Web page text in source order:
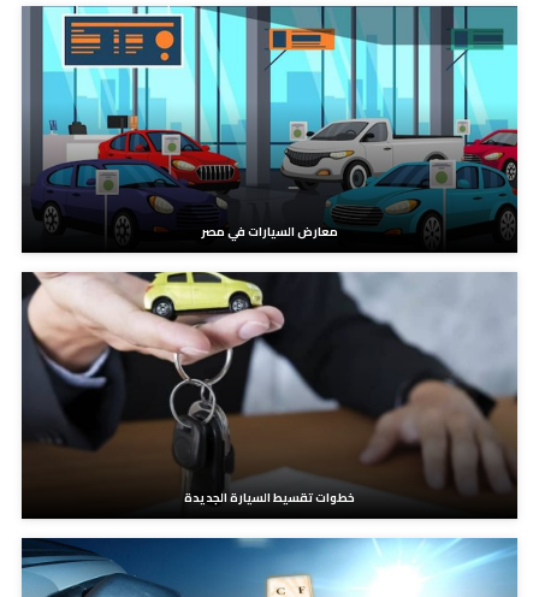
معارض السيارات في مصر
خطوات تقسيط السيارة الجديدة